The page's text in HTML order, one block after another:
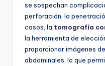
se sospechan
perforación, la
casos, la tomografía
la herramienta de
proporcionar imágenes
abdominales, lo que